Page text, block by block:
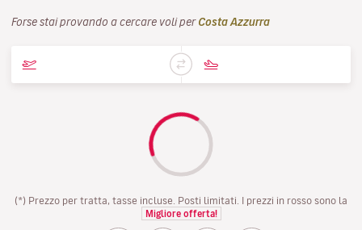
Forse stai provando a cercare voli per Costa Azzurra
(*) Prezzo per tratta, tasse incluse. Posti limitati. I prezzi in rosso sono la
Migliore offerta!